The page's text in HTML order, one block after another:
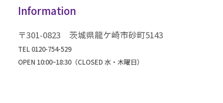
成人式までの流れ
Information
〒301-0823 茨城県龍ケ崎市砂町5143
TEL 0120-754-529
OPEN 10:00~18:30（CLOSED 水・木曜日）